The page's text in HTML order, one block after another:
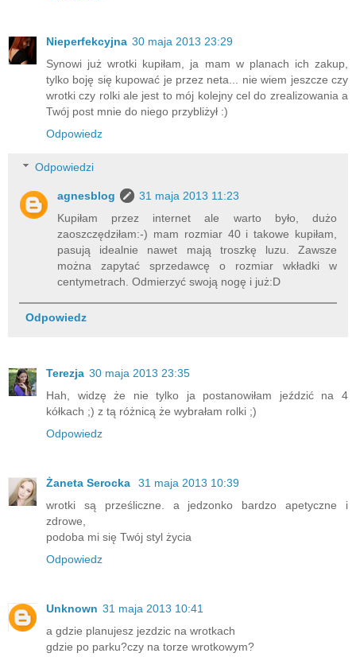
Nieperfekcyjna 30 maja 2013 23:29
Synowi już wrotki kupiłam, ja mam w planach ich zakup,
tylko boję się kupować je przez neta... nie wiem jeszcze czy
wrotki czy rolki ale jest to mój kolejny cel do zrealizowania a
Twój post mnie do niego przybliżył :)
Odpowiedz
Odpowiedzi
agnesblog
31 maja 2013 11:23
Kupiłam przez internet ale warto było, dużo
zaoszczędziłam:-) mam rozmiar 40 i takowe kupiłam,
pasują idealnie nawet mają troszkę luzu. Zawsze
można zapytać sprzedawcę o rozmiar wkładki w
centymetrach. Odmierzyć swoją nogę i już:D
Odpowiedz
Terezja 30 maja 2013 23:35
Hah, widzę że nie tylko ja postanowiłam jeździć na 4
kółkach ;) z tą różnicą że wybrałam rolki ;)
Odpowiedz
Żaneta Serocka
31 maja 2013 10:39
wrotki są prześliczne. a jedzonko bardzo apetyczne i
zdrowe,
podoba mi się Twój styl życia
Odpowiedz
Unknown 31 maja 2013 10:41
a gdzie planujesz jezdzic na wrotkach
gdzie po parku?czy na torze wrotkowym?